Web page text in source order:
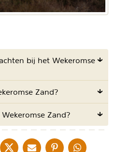
bij het Wekeromse
Zand?
Zand?
OP FACEBOOK
DELEN OP XDELEN VIA DE MAIL
DELEN OP PINTEREST
DELEN OP